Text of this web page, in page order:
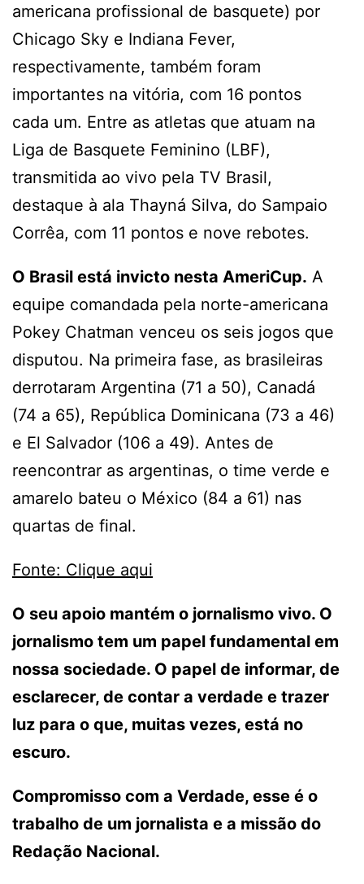
americana profissional de basquete) por
Chicago Sky e Indiana Fever,
respectivamente, também foram
importantes na vitória, com 16 pontos
cada um. Entre as atletas que atuam na
Liga de Basquete Feminino (LBF),
transmitida ao vivo pela TV Brasil,
destaque à ala Thayná Silva, do Sampaio
Corrêa, com 11 pontos e nove rebotes.
O Brasil está invicto nesta AmeriCup. A
equipe comandada pela norte-americana
Pokey Chatman venceu os seis jogos que
disputou. Na primeira fase, as brasileiras
derrotaram Argentina (71 a 50), Canadá
(74 a 65), República Dominicana (73 a 46)
e El Salvador (106 a 49). Antes de
reencontrar as argentinas, o time verde e
amarelo bateu o México (84 a 61) nas
quartas de final.
Fonte: Clique aqui
O seu apoio mantém o jornalismo vivo. O
jornalismo tem um papel fundamental em
nossa sociedade. O papel de informar, de
esclarecer, de contar a verdade e trazer
luz para o que, muitas vezes, está no
escuro.
Compromisso com a Verdade, esse é o
trabalho de um jornalista e a missão do
Redação Nacional.